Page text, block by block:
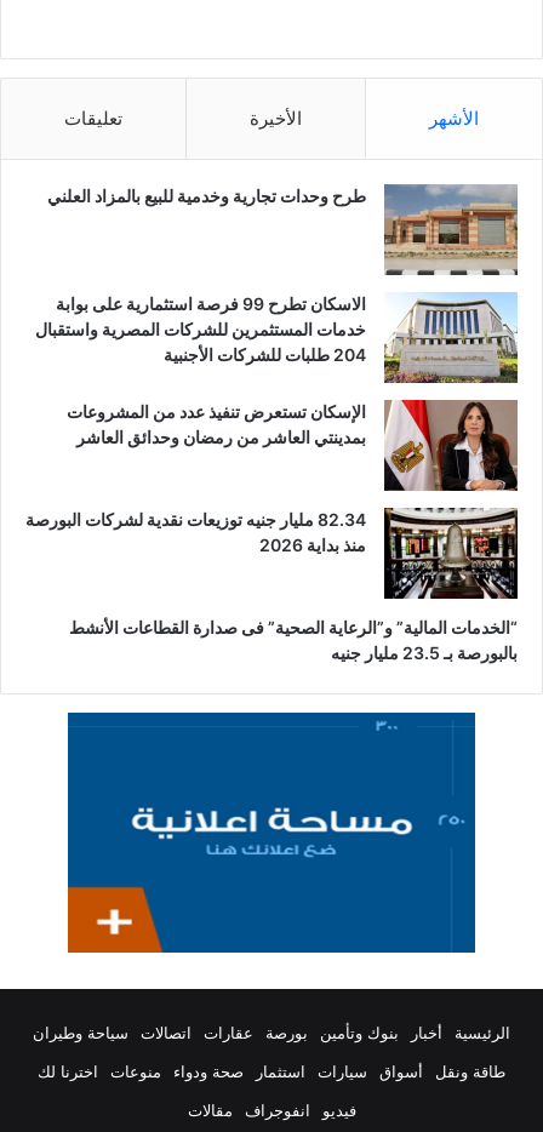
الأشهر الأخيرة تعليقات
طرح وحدات تجارية وخدمية للبيع بالمزاد العلني
الاسكان تطرح 99 فرصة استثمارية على بوابة
خدمات المستثمرين للشركات المصرية واستقبال
204 طلبات للشركات الأجنبية
الإسكان تستعرض تنفيذ عدد من المشروعات
بمدينتي العاشر من رمضان وحدائق العاشر
82.34 مليار جنيه توزيعات نقدية لشركات البورصة
منذ بداية 2026
“الخدمات المالية” و”الرعاية الصحية” فى صدارة القطاعات الأنشط
بالبورصة بـ 23.5 مليار جنيه
الرئيسية أخبار بنوك وتأمين بورصة عقارات اتصالات
سياحة وطيران
طاقة ونقل
أسواق سيارات استثمار صحة ودواء منوعات
اخترنا لك
فيديو
انفوجراف مقالات